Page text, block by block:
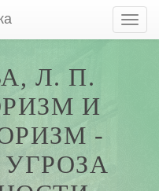
Л. П.
И
-